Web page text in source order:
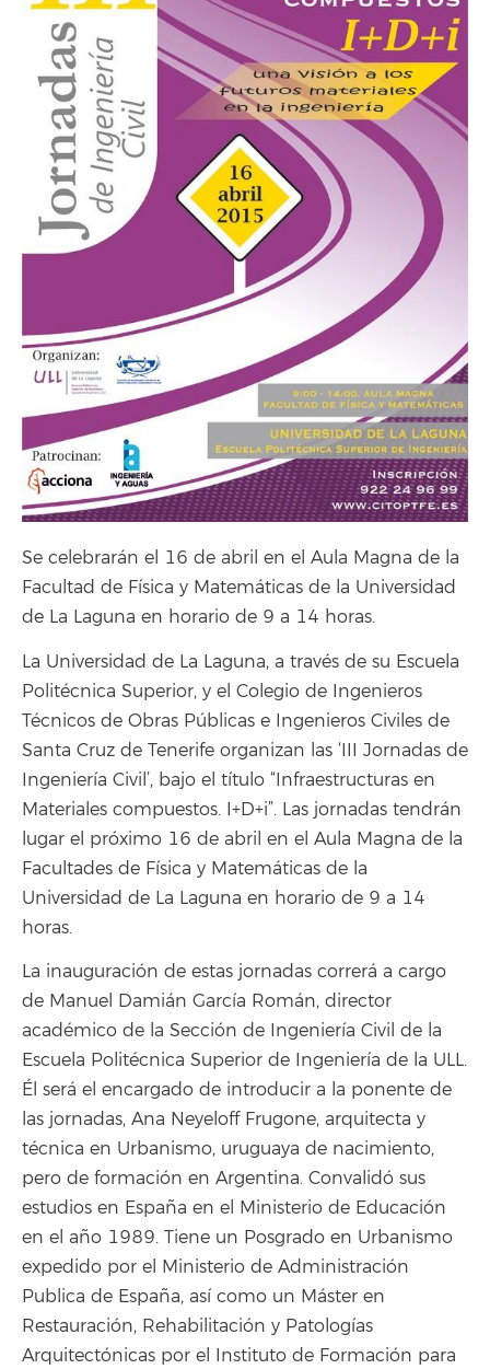
Se celebrarán el 16 de abril en el Aula Magna de la
Facultad de Física y Matemáticas de la Universidad
de La Laguna en horario de 9 a 14 horas.
La Universidad de La Laguna, a través de su Escuela
Politécnica Superior, y el Colegio de Ingenieros
Técnicos de Obras Públicas e Ingenieros Civiles de
Santa Cruz de Tenerife organizan las ‘III Jornadas de
Ingeniería Civil’, bajo el título “Infraestructuras en
Materiales compuestos. I+D+i”. Las jornadas tendrán
lugar el próximo 16 de abril en el Aula Magna de la
Facultades de Física y Matemáticas de la
Universidad de La Laguna en horario de 9 a 14
horas.
La inauguración de estas jornadas correrá a cargo
de Manuel Damián García Román, director
académico de la Sección de Ingeniería Civil de la
Escuela Politécnica Superior de Ingeniería de la ULL.
Él será el encargado de introducir a la ponente de
las jornadas, Ana Neyeloff Frugone, arquitecta y
técnica en Urbanismo, uruguaya de nacimiento,
pero de formación en Argentina. Convalidó sus
estudios en España en el Ministerio de Educación
en el año 1989. Tiene un Posgrado en Urbanismo
expedido por el Ministerio de Administración
Publica de España, así como un Máster en
Restauración, Rehabilitación y Patologías
Arquitectónicas por el Instituto de Formación para